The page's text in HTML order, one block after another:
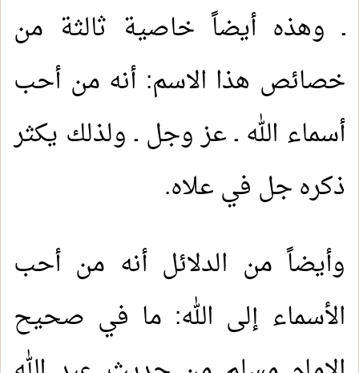
ـ وهذه أيضاً خاصية ثالثة من
خصائص هذا الاسم: أنه من أحب
أسماء الله ـ عز وجل ـ ولذلك يكثر
ذكره جل في علاه.
وأيضاً من الدلائل أنه من أحب
الأسماء إلى الله: ما في صحيح